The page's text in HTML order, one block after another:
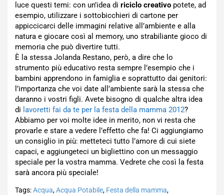
luce questi temi: con un’idea di riciclo creativo potete, ad
esempio, utilizzare i sottobicchieri di cartone per
appiccicarci delle immagini relative all’ambiente e alla
natura e giocare così al memory, uno strabiliante gioco di
memoria che può divertire tutti.
È la stessa Jolanda Restano, però, a dire che lo
strumento più educativo resta sempre l’esempio che i
bambini apprendono in famiglia e soprattutto dai genitori:
l’importanza che voi date all’ambiente sarà la stessa che
daranno i vostri figli. Avete bisogno di qualche altra idea
di lavoretti fai da te per la festa della mamma 2012?
Abbiamo per voi molte idee in merito, non vi resta che
provarle e stare a vedere l’effetto che fa! Ci aggiungiamo
un consiglio in più: metteteci tutto l’amore di cui siete
capaci, e aggiungeteci un bigliettino con un messaggio
speciale per la vostra mamma. Vedrete che così la festa
sarà ancora più speciale!
Tags:Acqua,Acqua Potabile, Festa della mamma,